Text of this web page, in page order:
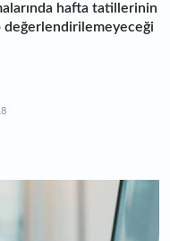
hafta tatillerinin
değerlendirilemeyeceği